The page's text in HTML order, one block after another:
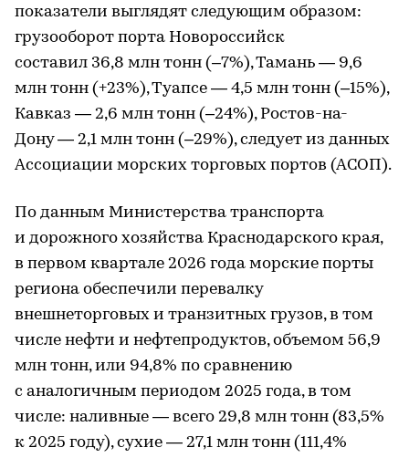
показатели выглядят следующим образом:
грузооборот порта Новороссийск
составил 36,8 млн тонн (–7%), Тамань — 9,6
млн тонн (+23%), Туапсе — 4,5 млн тонн (–15%),
Кавказ — 2,6 млн тонн (–24%), Ростов-на-
Дону — 2,1 млн тонн (–29%), следует из данных
Ассоциации морских торговых портов (АСОП).
По данным Министерства транспорта
и дорожного хозяйства Краснодарского края,
в первом квартале 2026 года морские порты
региона обеспечили перевалку
внешнеторговых и транзитных грузов, в том
числе нефти и нефтепродуктов, объемом 56,9
млн тонн, или 94,8% по сравнению
с аналогичным периодом 2025 года, в том
числе: наливные — всего 29,8 млн тонн (83,5%
к 2025 году), сухие — 27,1 млн тонн (111,4%